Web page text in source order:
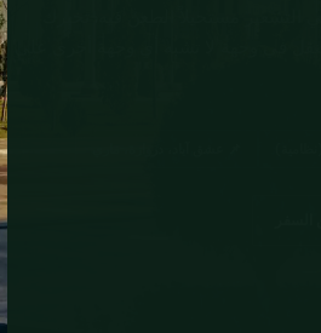
مستحيلاً الطعن فيه. تخبرك
في وجهة لا تشبه أي وجهة أخرى على